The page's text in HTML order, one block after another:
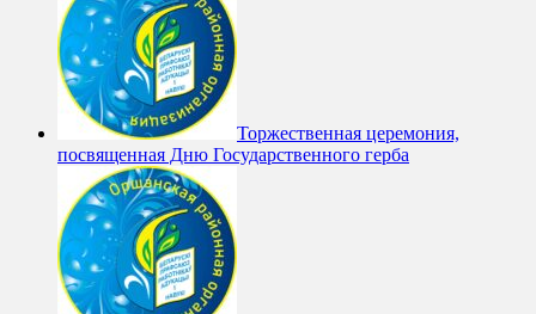
Торжественная церемония,
посвященная Дню Государственного герба